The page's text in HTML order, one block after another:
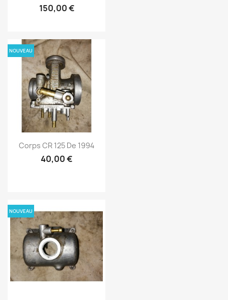
150,00 €
Corps CR 125 De 1994
40,00 €
NOUVEAU
NOUVEAU